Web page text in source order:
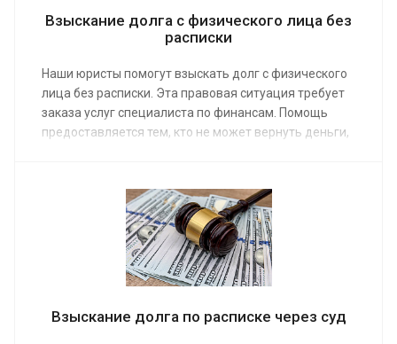
Взыскание долга с физического лица без
расписки
Наши юристы помогут взыскать долг с физического
лица без расписки. Эта правовая ситуация требует
заказа услуг специалиста по финансам. Помощь
предоставляется тем, кто не может вернуть деньги,
стоимость работы специалиста от 10 000 руб.
Взыскание долга по расписке через суд